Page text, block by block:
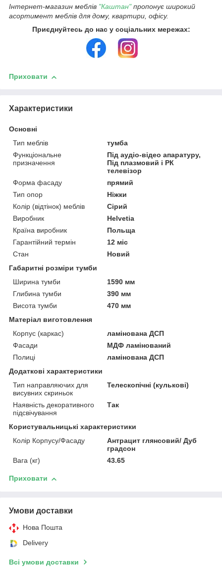
Інтернет-магазин меблів "Каштан"пропонує широкий
асортимент меблів для дому, квартири, офісу.
Приєднуйтесь до нас у соціальних мережах:
Приховати
Характеристики
Основні
Тип меблів
тумба
Функціональне
призначення
Під аудіо-відео апаратуру,
Під плазмовий і РК
телевізор
Форма фасаду
прямий
Тип опор
Ніжки
Колір (відтінок) меблів
Сірий
Виробник
Helvetia
Країна виробник
Польща
Гарантійний термін
12 міс
Стан
Новий
Габаритні розміри тумби
Ширина тумби
1590 мм
Глибина тумби
390 мм
Висота тумби
470 мм
Матеріал виготовлення
Корпус (каркас)
ламінована ДСП
Фасади
МДФ ламінований
Полиці
ламінована ДСП
Додаткові характеристики
Тип направляючих для
висувних скриньок
Телескопічні (кулькові)
Наявність декоративного
підсвічування
Так
Користувальницькі характеристики
Колір Корпусу/Фасаду
Антрацит глянсовий/ Дуб
градсон
Вага (кг)
43.65
Приховати
Умови доставки
Нова Пошта
Delivery
Всі умови доставки